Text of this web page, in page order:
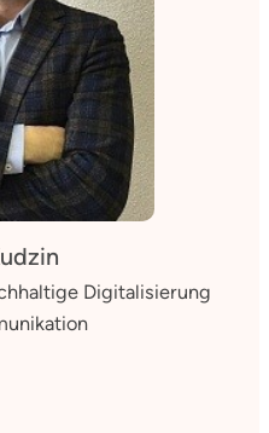
Digitalisierung